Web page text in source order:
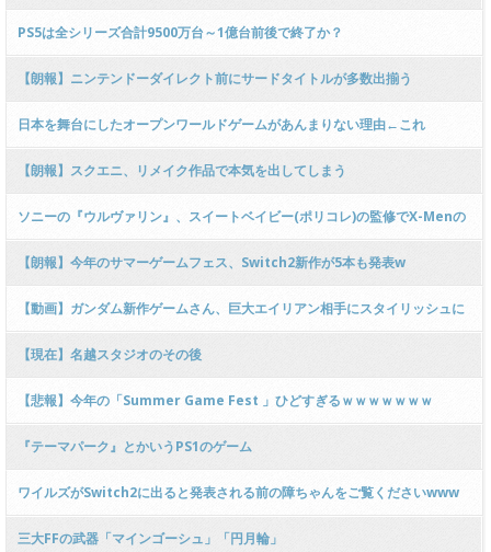
PS5は全シリーズ合計9500万台～1億台前後で終了か？
【朗報】ニンテンドーダイレクト前にサードタイトルが多数出揃う
wwwwwww
日本を舞台にしたオープンワールドゲームがあんまりない理由←これ
【朗報】スクエニ、リメイク作品で本気を出してしまう
ソニーの『ウルヴァリン』、スイートベイビー(ポリコレ)の監修でX-Menの
名称をTeam Xに変更へｗｗｗｗ
【朗報】今年のサマーゲームフェス、Switch2新作が5本も発表w
【動画】ガンダム新作ゲームさん、巨大エイリアン相手にスタイリッシュに
戦ってしまう
【現在】名越スタジオのその後
【悲報】今年の「Summer Game Fest 」ひどすぎるｗｗｗｗｗｗｗ
wwww
『テーマパーク』とかいうPS1のゲーム
ワイルズがSwitch2に出ると発表される前の障ちゃんをご覧くださいwww
三大FFの武器「マインゴーシュ」「円月輪」